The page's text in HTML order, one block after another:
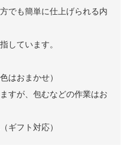
でも簡単に仕上げられる内
しています。
はおまかせ）
すが、包むなどの作業はお
ギフト対応）